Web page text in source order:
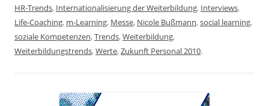
HR-Trends, Internationalisierung der Weiterbildung, Interviews,
Life-Coaching, m-Learning, Messe, Nicole Bußmann,social learning,
soziale Kompetenzen,Trends,Weiterbildung,
Weiterbildungstrends,Werte,Zukunft Personal 2010.